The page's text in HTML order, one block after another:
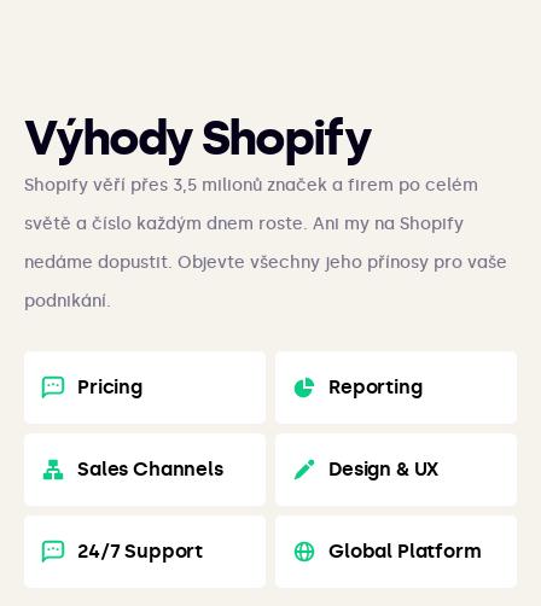
Výhody Shopify
Shopify věří přes 3,5 milionů značek a firem po celém
světě a číslo každým dnem roste. Ani my na Shopify
nedáme dopustit. Objevte všechny jeho přínosy pro vaše
podnikání.
Pricing Reporting
Sales Channels Design & UX
24/7 Support Global Platform